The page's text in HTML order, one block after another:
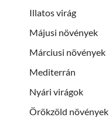
Illatos virág
Májusi növények
Márciusi növények
Mediterrán
Nyári virágok
Örökzöld növények